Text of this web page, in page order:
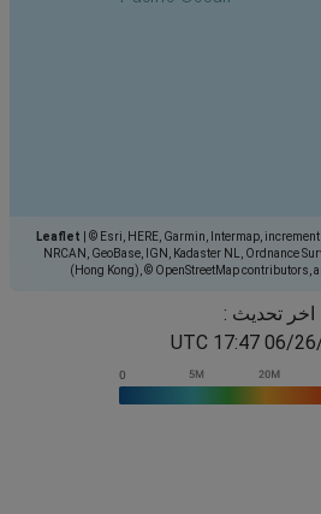
Leaflet
© Esri, HERE, Garmin, Intermap, increment
NRCAN, GeoBase, IGN, Kadaster NL, Ordnance
(Hong Kong), © OpenStreetMap contributors,
اخر تحديث :
06/26/2026